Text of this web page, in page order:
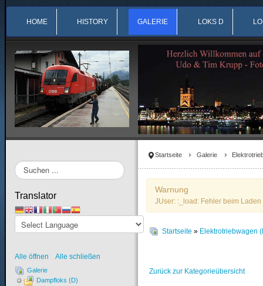
HOME HISTORY GALERIE LOKS D
Startseite Galerie
Warnung
JUser: :_load: Fehler beim
Startseite » Elektrotriebwagen
Zurück zur Kategorieübersicht
Suchen
...
Translator
Alle öffnen Alle schließen
Galerie
Dampfloks (D)